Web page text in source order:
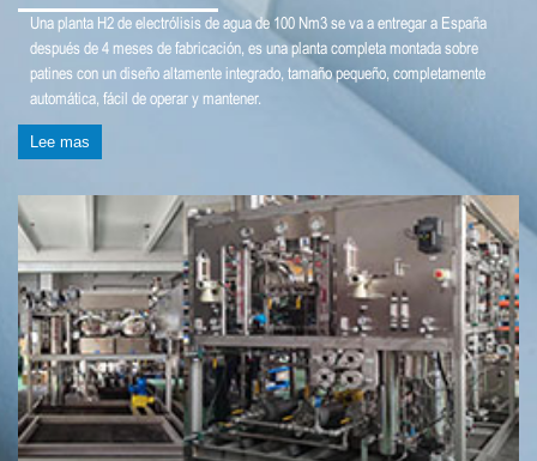
Una planta H2 de electrólisis de agua de 100 Nm3 se va a entregar a España
después de 4 meses de fabricación, es una planta completa montada sobre
patines con un diseño altamente integrado, tamaño pequeño, completamente
automática, fácil de operar y mantener.
Lee mas